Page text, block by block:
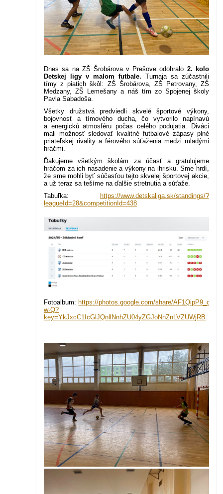
Dnes sa na ZŠ Šrobárova v Prešove odohralo 2. kolo
Detskej ligy v malom futbale. Turnaja sa zúčastnili
tímy z piatich škôl: ZŠ Šrobárova, ZŠ Petrovany, ZŠ
Medzany, ZŠ Lemešany a náš tím zo Spojenej školy
Pavla Sabadoša.
Všetky družstvá predviedli skvelé športové výkony,
bojovnosť a tímového ducha, čo vytvorilo napínavú
a energickú atmosféru počas celého podujatia. Diváci
mali možnosť sledovať kvalitné futbalové zápasy plné
priateľskej rivality a férového súťaženia medzi mladými
hráčmi.
Ďakujeme všetkým školám za účasť a gratulujeme
hráčom za ich nasadenie a výkony na ihrisku. Sme hrdí,
že sme mohli byť súčasťou tejto skvelej športovej akcie,
a už teraz sa tešíme na ďalšie stretnutia a súťaže.
Tabuľka:
https://www.detskaliga.sk/standings/?
leagueId=28&competitionId=438
Fotoalbum:https://photos.google.com/share/
w-Q?
key=YkJxcC1IcGlJQnllNnhZU04yZGJoNnZnLVZUWjRB